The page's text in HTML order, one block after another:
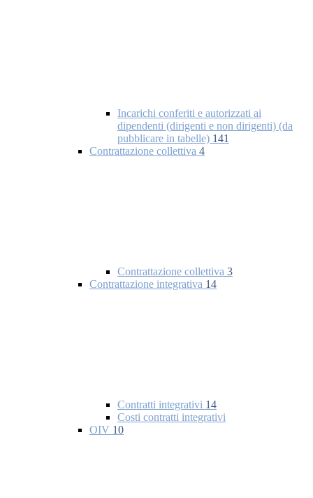
Incarichi conferiti e autorizzati ai
dipendenti (dirigenti e non dirigenti) (da
pubblicare in tabelle) 141
Contrattazione collettiva 4
Contrattazione collettiva 3
Contrattazione integrativa 14
Contratti integrativi 14
Costi contratti integrativi
OIV 10